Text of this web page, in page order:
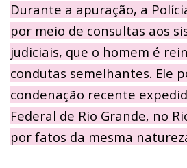
Durante a apuração, a
por meio de consultas aos
judiciais, que o homem é
condutas semelhantes. Ele
condenação recente
Federal de Rio Grande, no
por fatos da mesma